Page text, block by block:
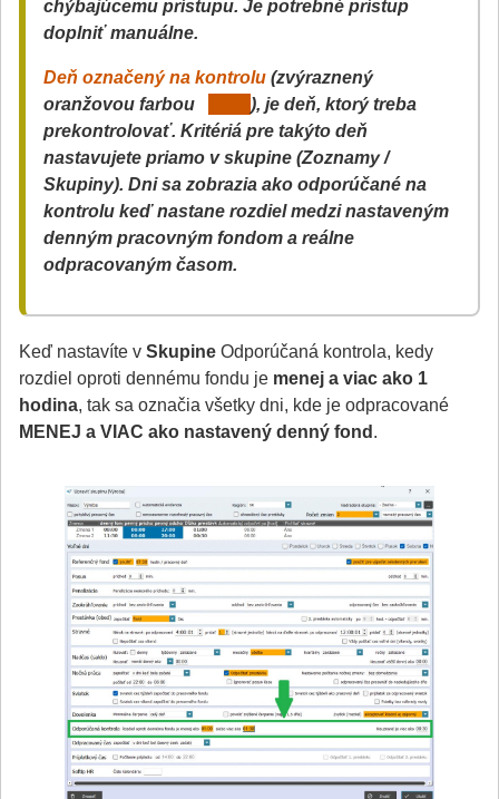
chýbajúcemu prístupu. Je potrebné prístup
doplniť manuálne.
Deň označený na kontrolu (zvýraznený
oranžovou farbou
), jedeň, ktorý treba
prekontrolovať. Kritériá pre takýto deň
nastavujete priamo v skupine (Zoznamy /
Skupiny). Dni sa zobrazia ako odporúčané na
kontrolu keď nastane rozdiel medzi nastaveným
denným pracovným fondom a reálne
odpracovaným časom.
Keď nastavíte v Skupine Odporúčaná kontrola, kedy
rozdiel oproti dennému fondu je menej a viac ako 1
hodina, tak sa označia všetky dni, kde je odpracované
MENEJ a VIAC ako nastavený denný fond .